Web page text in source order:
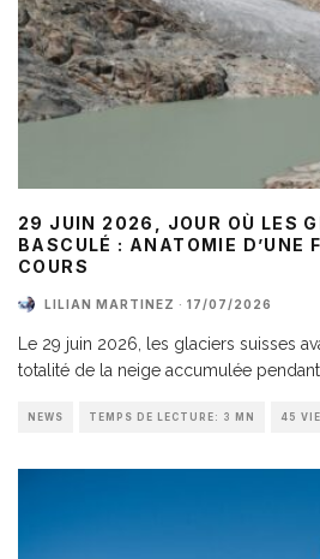
29 JUIN 2026, JOUR OÙ LES
BASCULÉ : ANATOMIE D’UNE
COURS
LILIAN MARTINEZ · 17/07/2026
Le 29 juin 2026, les glaciers suisses
totalité de la neige accumulée pendant
NEWS TEMPS DE LECTURE: 3 MN 45